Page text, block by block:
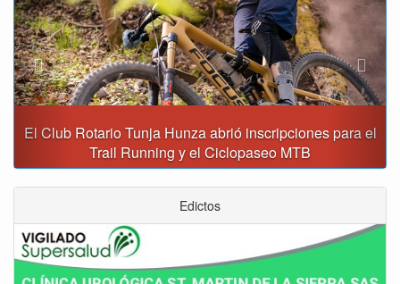
Reporte del tiempo en Boyacá para el lunes
Edictos